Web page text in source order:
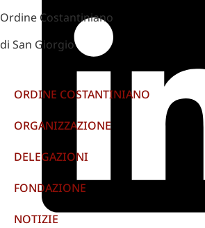
Ordine Costantiniano
di San Giorgio
ORDINE COSTANTINIANO
ORGANIZZAZIONE
DELEGAZIONI
FONDAZIONE
NOTIZIE